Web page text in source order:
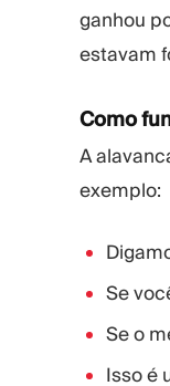
ganhou
estavam
Como
A
exemplo:
Se
Se o
Isso é